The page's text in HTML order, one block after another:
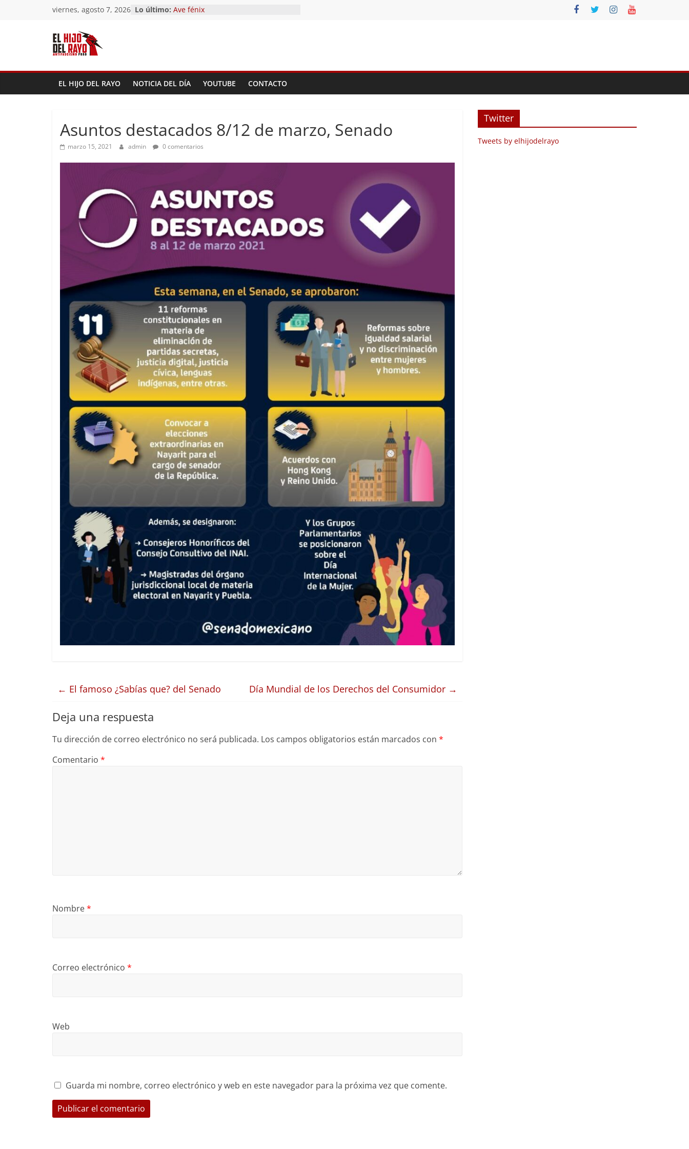
viernes, agosto 7, 2026 Lo último: Pandemonium)
EL HIJO DEL RAYO NOTICIA DEL DÍA YOUTUBE CONTACTO
Asuntos destacados 8/12 de marzo, Senado
marzo 15, 2021 admin 0 comentarios
← El famoso ¿Sabías que? del Senado Día Mundial de los Derechos del Consumidor →
Deja una respuesta
Tu dirección de correo electrónico no será publicada. Los campos obligatorios están marcados con *
Comentario *
Nombre*
Correo electrónico *
Web
Guarda mi nombre, correo electrónico y web en este navegador para la próxima vez que comente.
Twitter
Tweets by elhijodelrayo